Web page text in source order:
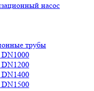
насос
трубы
DN1000
DN1200
DN1400
DN1500